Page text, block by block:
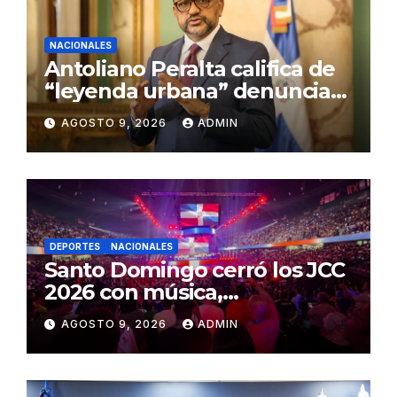
NACIONALES
Antoliano Peralta califica de
“leyenda urbana” denuncias
de presiones a jueces de la
SCJ
AGOSTO 9, 2026 ADMIN
DEPORTES NACIONALES
Santo Domingo cerró los JCC
2026 con música,
reconocimientos y alegría
AGOSTO 9, 2026 ADMIN